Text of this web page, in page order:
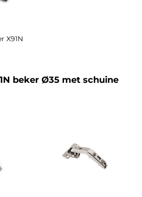
X91N
beker Ø35 met schuine